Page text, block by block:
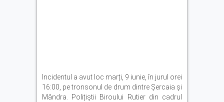
Incidentul a avut loc marți, 9 iunie, în jurul orei
16:00, pe tronsonul de drum dintre Șercaia și
Mândra. Polițiștii Biroului Rutier din cadrul